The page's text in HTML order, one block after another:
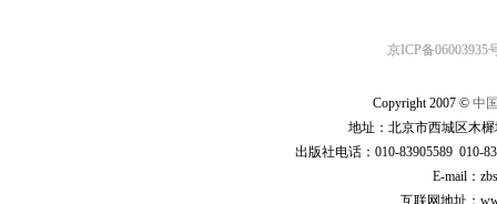
京ICP备06003935
Copyright 2007 © 中
地址：北京市西城区木
出版社电话：010-83905589 010-
E-mail：
互联网地址：